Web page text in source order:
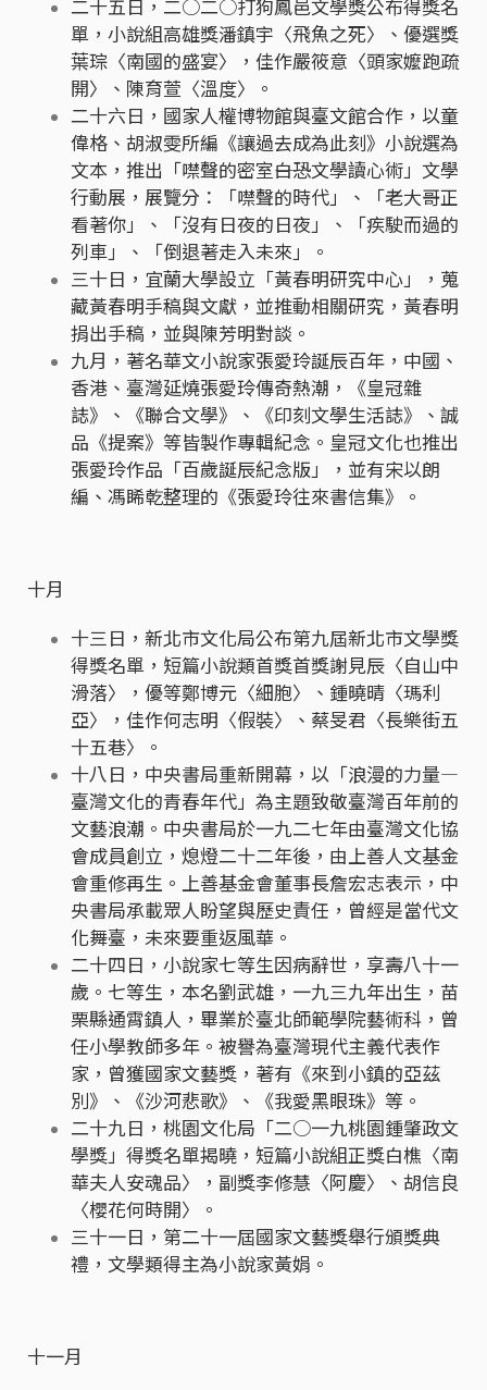
二十五日，二○二○打狗鳳邑文學獎公布得獎名
單，小說組高雄獎潘鎮宇〈飛魚之死〉、優選獎
葉琮〈南國的盛宴〉，佳作嚴筱意〈頭家嬤跑疏
開〉、陳育萱〈溫度〉。
二十六日，國家人權博物館與臺文館合作，以童
偉格、胡淑雯所編《讓過去成為此刻》小說選為
文本，推出「噤聲的密室――白恐文學讀心術」文學
行動展，展覽分：「噤聲的時代」、「老大哥正
看著你」、「沒有日夜的日夜」、「疾駛而過的
列車」、「倒退著走入未來」。
三十日，宜蘭大學設立「黃春明研究中心」，蒐
藏黃春明手稿與文獻，並推動相關研究，黃春明
捐出手稿，並與陳芳明對談。
九月，著名華文小說家張愛玲誕辰百年，中國、
香港、臺灣延燒張愛玲傳奇熱潮，《皇冠雜
誌》、《聯合文學》、《印刻文學生活誌》、誠
品《提案》等皆製作專輯紀念。皇冠文化也推出
張愛玲作品「百歲誕辰紀念版」，並有宋以朗
編、馮睎乾整理的《張愛玲往來書信集》。
十月
十三日，新北市文化局公布第九屆新北市文學獎
得獎名單，短篇小說類首獎首獎謝見辰〈自山中
滑落〉，優等鄭博元〈細胞〉、鍾曉晴〈瑪利
亞〉，佳作何志明〈假裝〉、蔡旻君〈長樂街五
十五巷〉。
十八日，中央書局重新開幕，以「浪漫的力量—
臺灣文化的青春年代」為主題致敬臺灣百年前的
文藝浪潮。中央書局於一九二七年由臺灣文化協
會成員創立，熄燈二十二年後，由上善人文基金
會重修再生。上善基金會董事長詹宏志表示，中
央書局承載眾人盼望與歷史責任，曾經是當代文
化舞臺，未來要重返風華。
二十四日，小說家七等生因病辭世，享壽八十一
歲。七等生，本名劉武雄，一九三九年出生，苗
栗縣通霄鎮人，畢業於臺北師範學院藝術科，曾
任小學教師多年。被譽為臺灣現代主義代表作
家，曾獲國家文藝獎，著有《來到小鎮的亞茲
別》、《沙河悲歌》、《我愛黑眼珠》等。
二十九日，桃園文化局「二○一九桃園鍾肇政文
學獎」得獎名單揭曉，短篇小說組正獎白樵〈南
華夫人安魂品〉，副獎李修慧〈阿慶〉、胡信良
〈櫻花何時開〉。
三十一日，第二十一屆國家文藝獎舉行頒獎典
禮，文學類得主為小說家黃娟。
十一月